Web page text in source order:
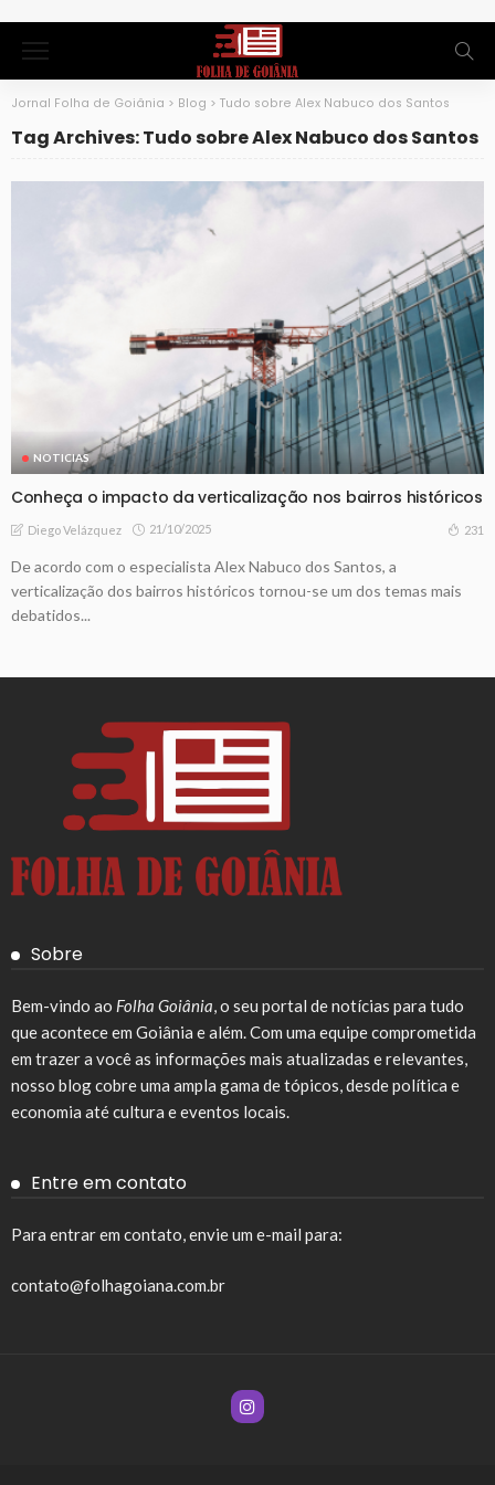
Jornal Folha de Goiânia > Blog > Tudo sobre Alex Nabuco dos Santos
Tag Archives: Tudo sobre Alex Nabuco dos Santos
NOTICIAS
Conheça o impacto da verticalização nos bairros históricos
Diego Velázquez 21/10/2025 231
De acordo com o especialista Alex Nabuco dos Santos, a
verticalização dos bairros históricos tornou-se um dos temas mais
debatidos...
Sobre
Bem-vindo ao Folha Goiânia, o seu portal de notícias para tudo
que acontece em Goiânia e além. Com uma equipe comprometida
em trazer a você as informações mais atualizadas e relevantes,
nosso blog cobre uma ampla gama de tópicos, desde política e
economia até cultura e eventos locais.
Entre em contato
Para entrar em contato, envie um e-mail para:
contato@folhagoiana.com.br